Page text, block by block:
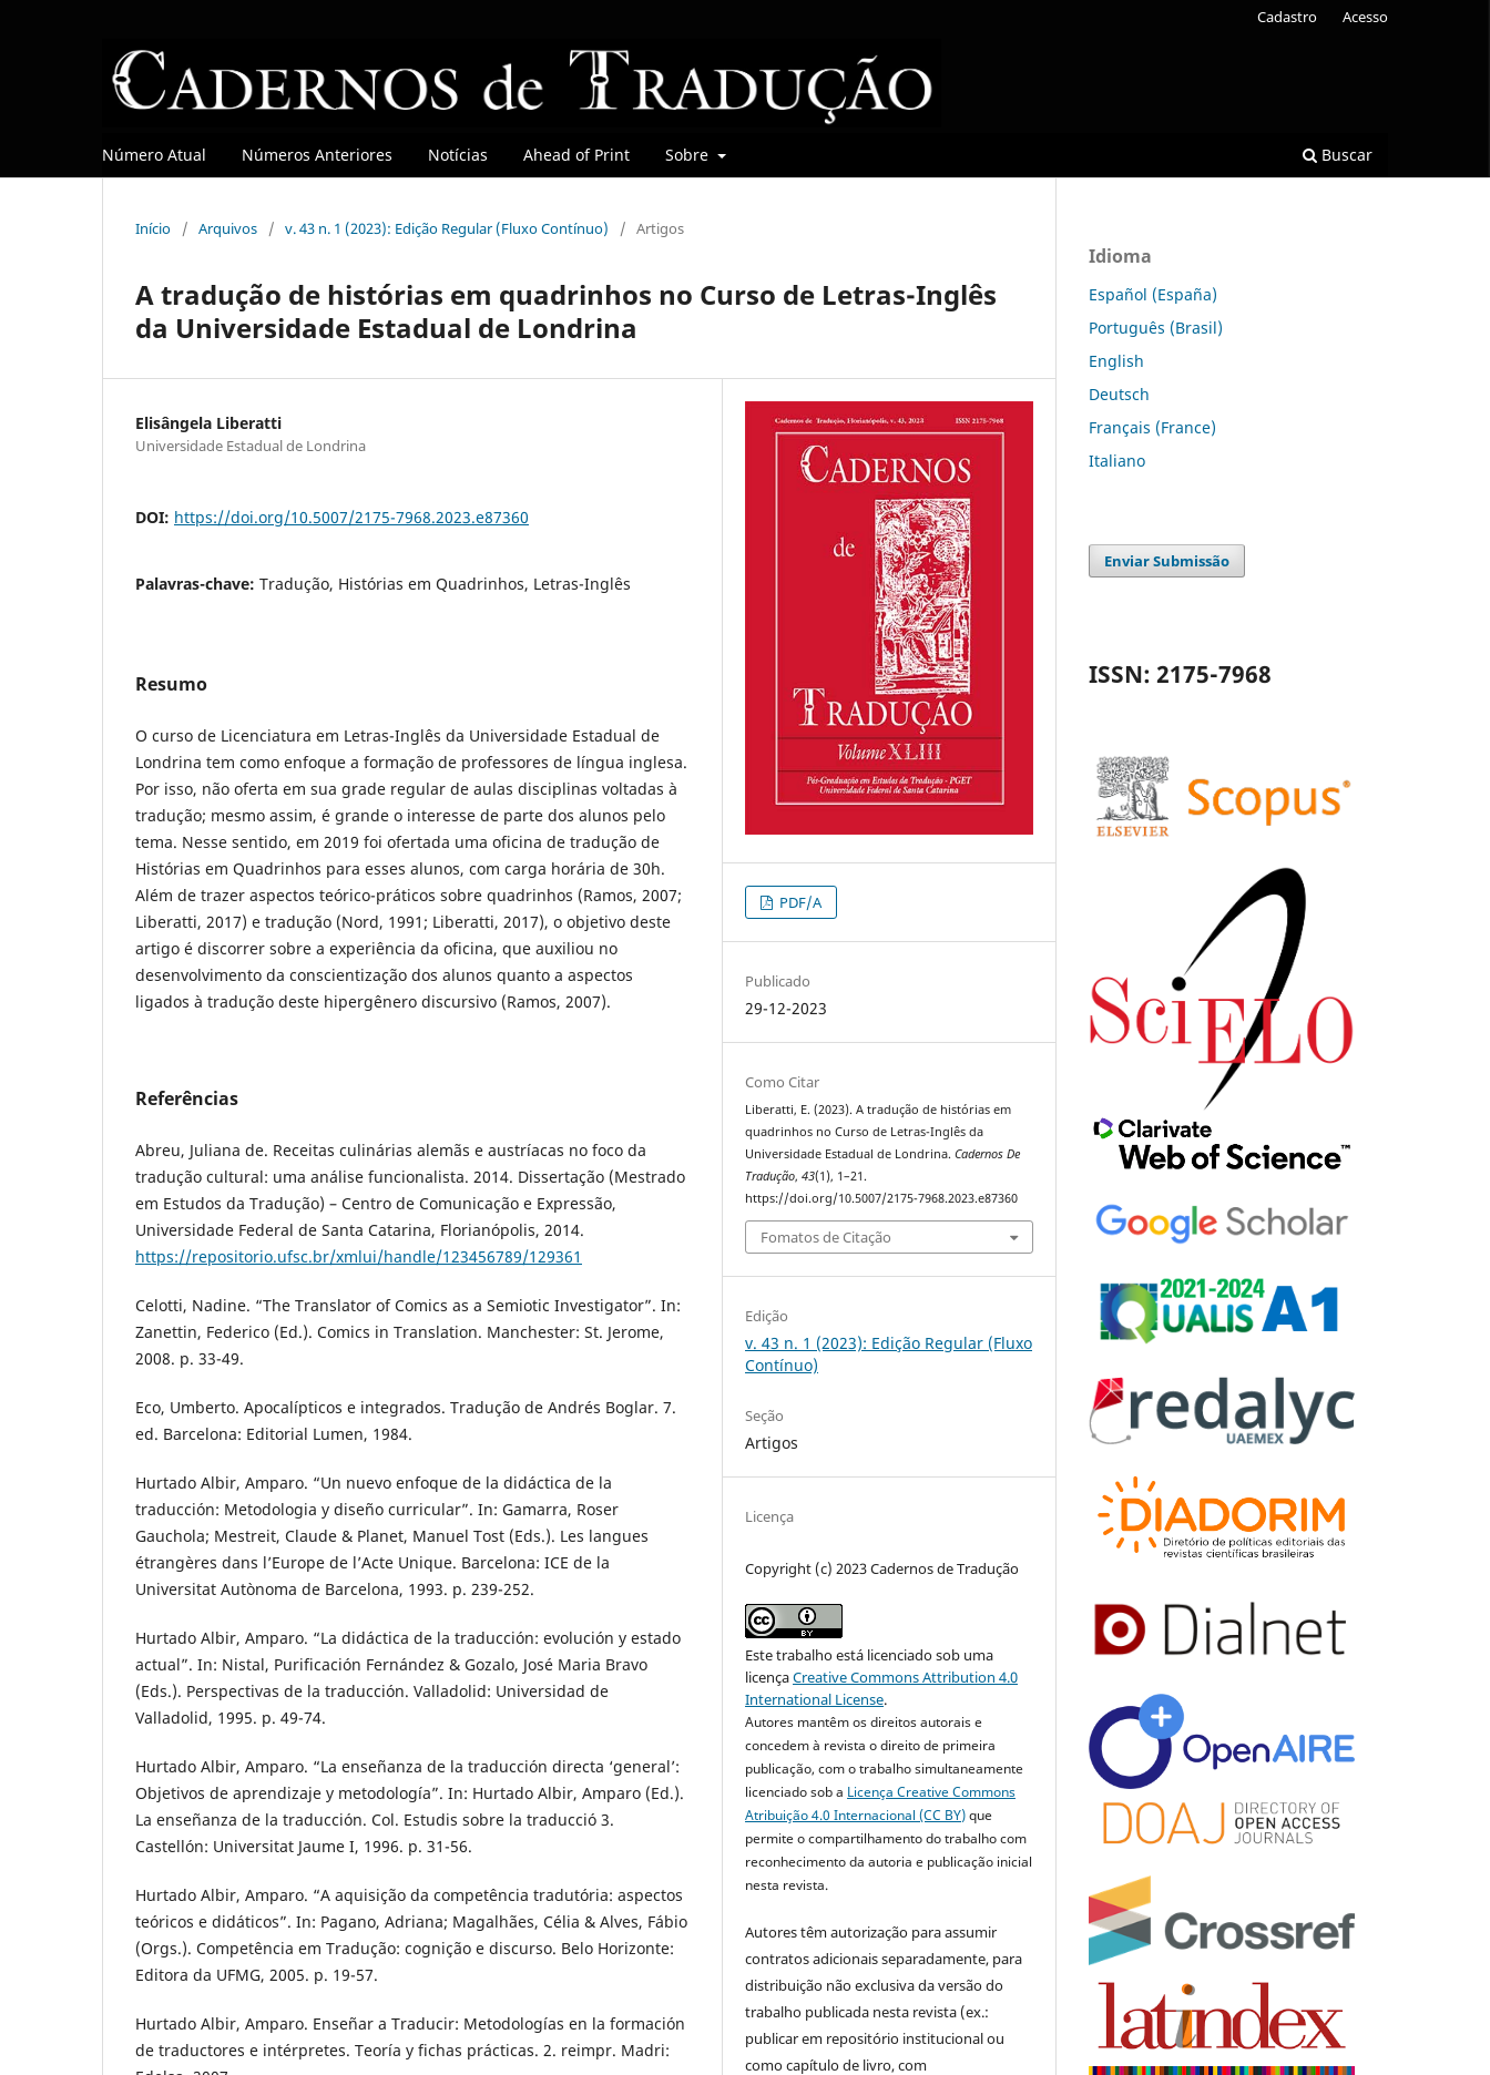
Número Atual Números Anteriores Notícias Ahead of Print Sobre Buscar
Cadastro Acesso
Início / Arquivos / v. 43 n. 1 (2023): Edição Regular (Fluxo Contínuo) / Artigos
A tradução de histórias em quadrinhos no Curso de Letras-Inglês
da Universidade Estadual de Londrina
Elisângela Liberatti
Universidade Estadual de Londrina
DOI: https://doi.org/10.5007/2175-7968.2023.e87360
Palavras-chave: Tradução, Histórias em Quadrinhos, Letras-Inglês
Resumo
O curso de Licenciatura em Letras-Inglês da Universidade Estadual de
Londrina tem como enfoque a formação de professores de língua inglesa.
Por isso, não oferta em sua grade regular de aulas disciplinas voltadas à
tradução; mesmo assim, é grande o interesse de parte dos alunos pelo
tema. Nesse sentido, em 2019 foi ofertada uma oficina de tradução de
Histórias em Quadrinhos para esses alunos, com carga horária de 30h.
Além de trazer aspectos teórico-práticos sobre quadrinhos (Ramos, 2007;
Liberatti, 2017) e tradução (Nord, 1991; Liberatti, 2017), o objetivo deste
artigo é discorrer sobre a experiência da oficina, que auxiliou no
desenvolvimento da conscientização dos alunos quanto a aspectos
ligados à tradução deste hipergênero discursivo (Ramos, 2007).
Referências
Abreu, Juliana de. Receitas culinárias alemãs e austríacas no foco da
tradução cultural: uma análise funcionalista. 2014. Dissertação (Mestrado
em Estudos da Tradução) – Centro de Comunicação e Expressão,
Universidade Federal de Santa Catarina, Florianópolis, 2014.
https://repositorio.ufsc.br/xmlui/handle/123456789/129361
Celotti, Nadine. “The Translator of Comics as a Semiotic Investigator”. In:
Zanettin, Federico (Ed.). Comics in Translation. Manchester: St. Jerome,
2008. p. 33-49.
Eco, Umberto. Apocalípticos e integrados. Tradução de Andrés Boglar. 7.
ed. Barcelona: Editorial Lumen, 1984.
Hurtado Albir, Amparo. “Un nuevo enfoque de la didáctica de la
traducción: Metodologia y diseño curricular”. In: Gamarra, Roser
Gauchola; Mestreit, Claude & Planet, Manuel Tost (Eds.). Les langues
étrangères dans l’Europe de l’Acte Unique. Barcelona: ICE de la
Universitat Autònoma de Barcelona, 1993. p. 239-252.
Hurtado Albir, Amparo. “La didáctica de la traducción: evolución y estado
actual”. In: Nistal, Purificación Fernández & Gozalo, José Maria Bravo
(Eds.). Perspectivas de la traducción. Valladolid: Universidad de
Valladolid, 1995. p. 49-74.
Hurtado Albir, Amparo. “La enseñanza de la traducción directa ‘general’:
Objetivos de aprendizaje y metodología”. In: Hurtado Albir, Amparo (Ed.).
La enseñanza de la traducción. Col. Estudis sobre la traducció 3.
Castellón: Universitat Jaume I, 1996. p. 31-56.
Hurtado Albir, Amparo. “A aquisição da competência tradutória: aspectos
teóricos e didáticos”. In: Pagano, Adriana; Magalhães, Célia & Alves, Fábio
(Orgs.). Competência em Tradução: cognição e discurso. Belo Horizonte:
Editora da UFMG, 2005. p. 19-57.
Hurtado Albir, Amparo. Enseñar a Traducir: Metodologías en la formación
de traductores e intérpretes. Teoría y fichas prácticas. 2. reimpr. Madri:
PDF/A
Publicado
29-12-2023
Como Citar
Liberatti, E. (2023). A tradução de histórias em
quadrinhos no Curso de Letras-Inglês da
Universidade Estadual de Londrina.Cadernos De
Tradução,43(1), 1–21.
https://doi.org/10.5007/2175-7968.2023.e87360
Fomatos de Citação
Edição
v. 43 n. 1 (2023): Edição Regular (Fluxo
Contínuo)
Seção
Artigos
Licença
Copyright (c) 2023 Cadernos de Tradução
Este trabalho está licenciado sob uma
licençaCreative Commons Attribution 4.0
International License.
Autores mantêm os direitos autorais e
concedem à revista o direito de primeira
publicação, com o trabalho simultaneamente
licenciado sob a Licença Creative Commons
Atribuição 4.0 Internacional (CC BY)que
permite o compartilhamento do trabalho com
reconhecimento da autoria e publicação inicial
nesta revista.
Autores têm autorização para assumir
contratos adicionais separadamente, para
distribuição não exclusiva da versão do
trabalho publicada nesta revista (ex.:
publicar em repositório institucional ou
como capítulo de livro, com
Idioma
Español (España)
Português (Brasil)
English
Deutsch
Français (France)
Italiano
Enviar Submissão
ISSN: 2175-7968